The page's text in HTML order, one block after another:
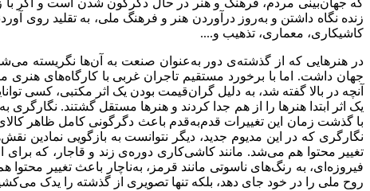
زنده نگاه داشتن و به‌روز درآوردن هنر و فرهنگ ملی، به تقلید روی
کاشیکاری، معماری، تذهیب و....
در هنرهایی که از گذشته‌ی دور به‌عنوان صنعت به آن‌ها نگریسته
جهان داشت. اما با برخورد مستقیم تاجران غربی با کارگاه‌های هنری
آنچه در بالا گفته شد، به دلیل گران‌قیمت بودن یک اثر مکتبی، کسی
یک اثر ابتدا هنرها را از هم جدا کردند و هنرها مستقل گشتند.
با گذشت زمان این تغییرات قدم‌به‌قدم باعث دگرگونی کامل ظاهر
نگارگری که در این مدیوم جدید، دیگر نتوانست به بازگویی نمادین
تغییر محتوا هم می‌شد. مانند کاشی‌کاری دوره‌ی زند و قاجار، که
فیروزه‌ای، به رنگ‌های ناسوتی مانند قرمز، به‌ناچار باعث تغییر
روح ملی را در خود جای دهد، بلکه تنها تصویری از گذشته را یدک